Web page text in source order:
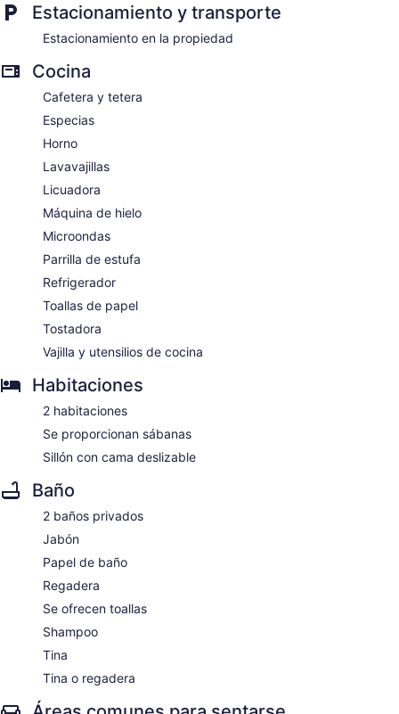
Estacionamiento y transporte
Estacionamiento en la propiedad
Cocina
Cafetera y tetera
Especias
Horno
Lavavajillas
Licuadora
Máquina de hielo
Microondas
Parrilla de estufa
Refrigerador
Toallas de papel
Tostadora
Vajilla y utensilios de cocina
Habitaciones
2 habitaciones
Se proporcionan sábanas
Sillón con cama deslizable
Baño
2 baños privados
Jabón
Papel de baño
Regadera
Se ofrecen toallas
Shampoo
Tina
Tina o regadera